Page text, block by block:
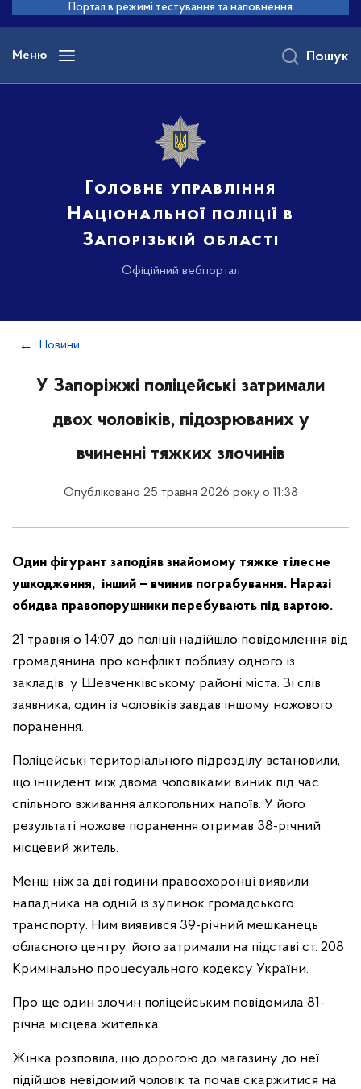
основного
вмісту
Портал в режимі тестування та наповнення
Меню
Головне управління
Національної поліції в
Запорізькій області
Офіційний вебпортал
Пошук
Новини
У Запоріжжі поліцейські затримали
двох чоловіків, підозрюваних у
вчиненні тяжких злочинів
Опубліковано 25 травня 2026 року о 11:38
Один фігурант заподіяв знайомому тяжке тілесне
ушкодження, інший – вчинив пограбування. Наразі
обидва правопорушники перебувають під вартою.
21 травня о 14:07 до поліції надійшло повідомлення від
громадянина про конфлікт поблизу одного із
закладів у Шевченківському районі міста. Зі слів
заявника, один із чоловіків завдав іншому ножового
поранення.
Поліцейські територіального підрозділу встановили,
що інцидент між двома чоловіками виник під час
спільного вживання алкогольних напоїв. У його
результаті ножове поранення отримав 38-річний
місцевий житель.
Менш ніж за дві години правоохоронці виявили
нападника на одній із зупинок громадського
транспорту. Ним виявився 39-річний мешканець
обласного центру. його затримали на підставі ст. 208
Кримінально процесуального кодексу України.
Про ще один злочин поліцейським повідомила 81-
річна місцева жителька.
Жінка розповіла, що дорогою до магазину до неї
підійшов невідомий чоловік та почав скаржитися на